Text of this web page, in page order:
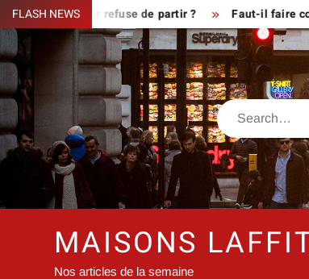
Skip
to
content
FLASH NEWS
le fermier refuse de partir ? Faut-il faire
Search
MAISONS
Nos articles de la semaine